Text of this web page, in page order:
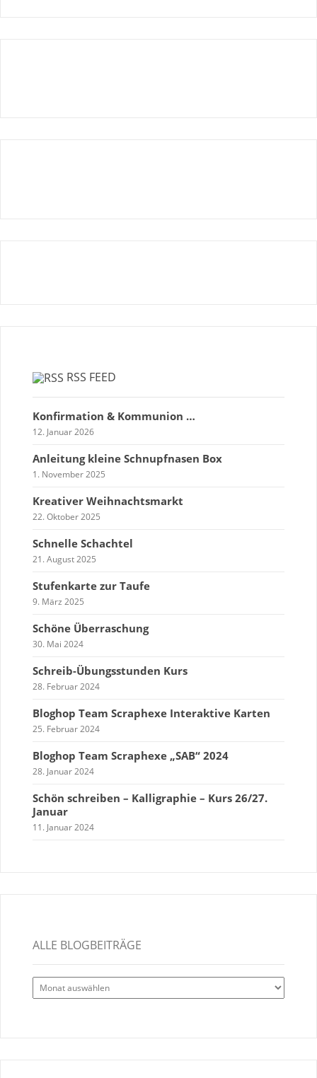
RSS FEED
Konfirmation & Kommunion …
12. Januar 2026
Anleitung kleine Schnupfnasen Box
1. November 2025
Kreativer Weihnachtsmarkt
22. Oktober 2025
Schnelle Schachtel
21. August 2025
Stufenkarte zur Taufe
9. März 2025
Schöne Überraschung
30. Mai 2024
Schreib-Übungsstunden Kurs
28. Februar 2024
Bloghop Team Scraphexe Interaktive Karten
25. Februar 2024
Bloghop Team Scraphexe „SAB“ 2024
28. Januar 2024
Schön schreiben – Kalligraphie – Kurs 26/27.
Januar
11. Januar 2024
ALLE BLOGBEITRÄGE
Alle
Blogbeiträge